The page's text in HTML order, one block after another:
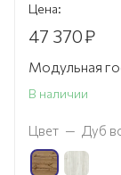
Цена:
47 370₽
Модульная
В наличии
Цвет — Дуб